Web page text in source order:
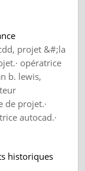
projet &#;la
opératrice
b. lewis,
de projet.·
autocad.·
historiques